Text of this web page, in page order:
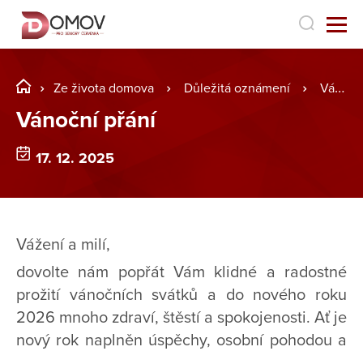
Ze života domova Důležitá oznámení Vánoční přání
Vánoční přání
17. 12. 2025
Vážení a milí,
dovolte nám popřát Vám klidné a radostné
prožití vánočních svátků a do nového roku
2026 mnoho zdraví, štěstí a spokojenosti. Ať je
nový rok naplněn úspěchy, osobní pohodou a